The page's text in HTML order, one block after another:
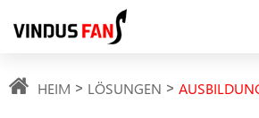
HEIM LÖSUNGEN